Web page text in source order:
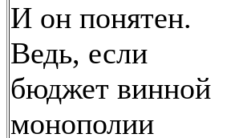
И он понятен.
Ведь, если
бюджет винной
монополии